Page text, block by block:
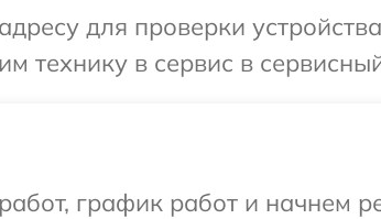
для проверки
технику в сервис в
график работ и начнем